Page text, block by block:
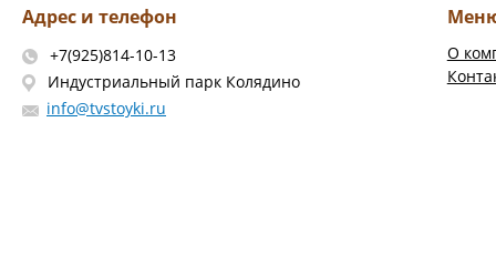
Адрес и телефон
+7(925)814-10-13
Индустриальный парк Колядино
info@tvstoyki.ru
О